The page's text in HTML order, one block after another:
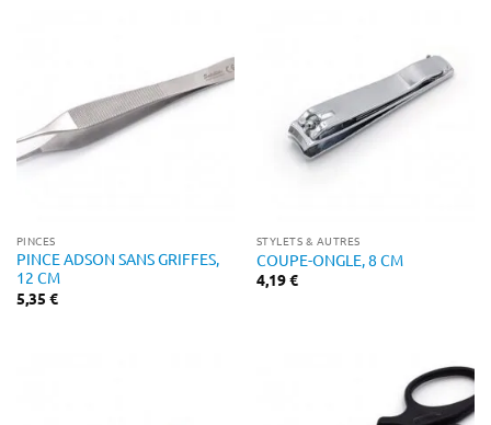
PINCES
PINCE ADSON SANS GRIFFES,
12 CM
5,35 €
STYLETS & AUTRES
COUPE-ONGLE, 8 CM
4,19€